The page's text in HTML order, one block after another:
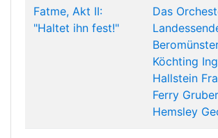
Fatme, Akt II:
"Haltet ihn fest!"
Das
Köchting
Hallstein
Ferry Gruber
Hemsley